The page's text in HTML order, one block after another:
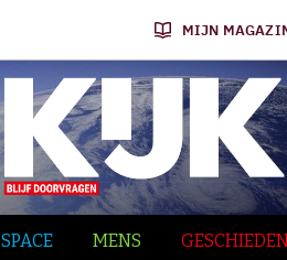
MIJN
SPACE MENS